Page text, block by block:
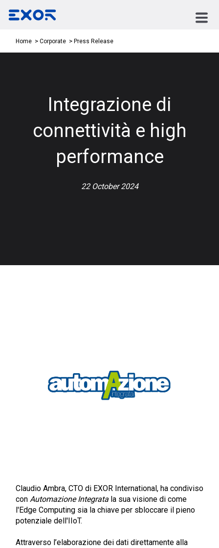
Home Corporate Press Release
Integrazione di
connettività e high
performance
22 October 2024
Claudio Ambra, CTO di EXOR International, ha condiviso
con Automazione Integrata la sua visione di come
l'Edge Computing sia la chiave per sbloccare il pieno
potenziale dell'IIoT.
Attraverso l’elaborazione dei dati direttamente alla